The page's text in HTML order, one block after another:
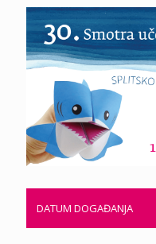
DATUM DOGAĐANJA